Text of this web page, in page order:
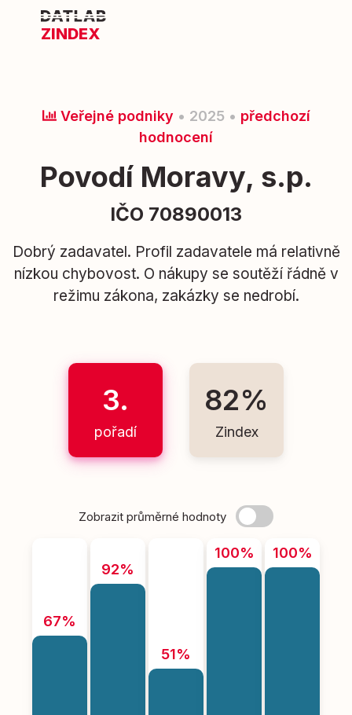
ZINDEX
Veřejné podniky • 2025 • předchozí
hodnocení
Povodí Moravy, s.p.
IČO 70890013
Dobrý zadavatel. Profil zadavatele má relativně
nízkou chybovost. O nákupy se soutěží řádně v
režimu zákona, zakázky se nedrobí.
3.
pořadí
82%
Zindex
Zobrazit průměrné hodnoty
67%
92%
51%
100% 100%